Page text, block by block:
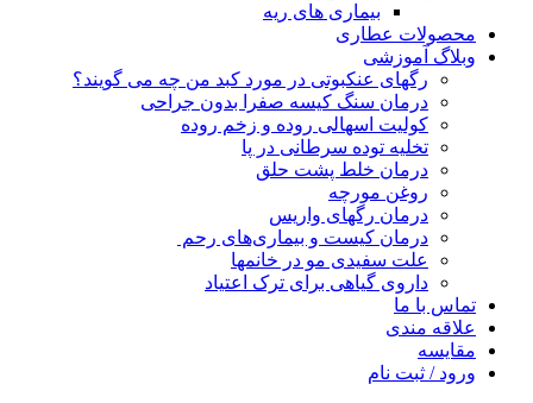
بیماری های ریه
محصولات عطاری
وبلاگ آموزشی
رگهای عنکبوتی در مورد کبد من چه می گویند؟
درمان سنگ کیسه صفرا بدون جراحی
کولیت اسهالی روده و زخم روده
تخلیه توده سرطانی در پا
درمان خلط پشت حلق
روغن مورچه
درمان رگهای واریس
درمان کیست و بیماری‌های رحم
علت سفیدی مو در خانمها
داروی گیاهی برای ترک اعتیاد
تماس با ما
علاقه مندی
مقایسه
ورود / ثبت نام